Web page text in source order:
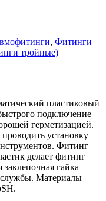
, Фитинги
тройные)
пластиковый
подключение
герметизацией.
установку
Фитинг
делает фитинг
гайка
службы. Материалы